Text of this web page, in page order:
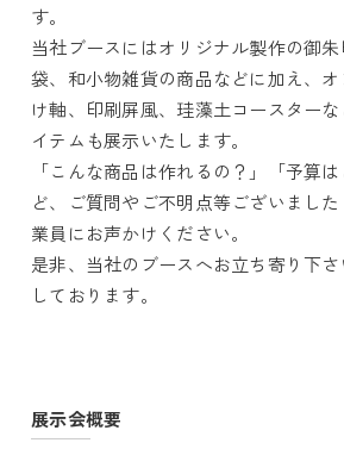
す。
当社ブースにはオリジナル製作の御
袋、和小物雑貨の商品などに加え、
け軸、印刷屏風、珪藻土コースター
イテムも展示いたします。
「こんな商品は作れるの？」「予算
ど、ご質問やご不明点等ございまし
業員にお声かけください。
是非、当社のブースへお立ち寄り下
しております。
展示会概要